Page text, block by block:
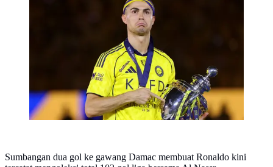
Cristiano Ronaldo juara Liga Arab Saudi 2025/2026
bersama Al Nassr (AFP)
Sumbangan dua gol ke gawang Damac membuat Ronaldo kini